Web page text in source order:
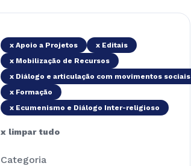
x Apoio a Projetos
x Editais
x Mobilização de Recursos
x Diálogo e articulação com movimentos sociais
x Formação
x Ecumenismo e Diálogo Inter-religioso
x limpar tudo
Categoria